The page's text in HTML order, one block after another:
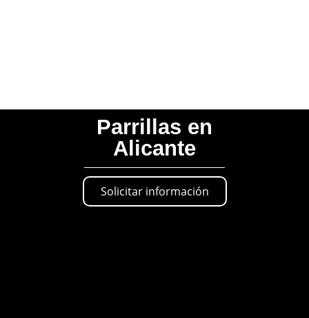
Parrillas en
Alicante
Solicitar información